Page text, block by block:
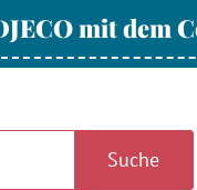
mit dem
Suche